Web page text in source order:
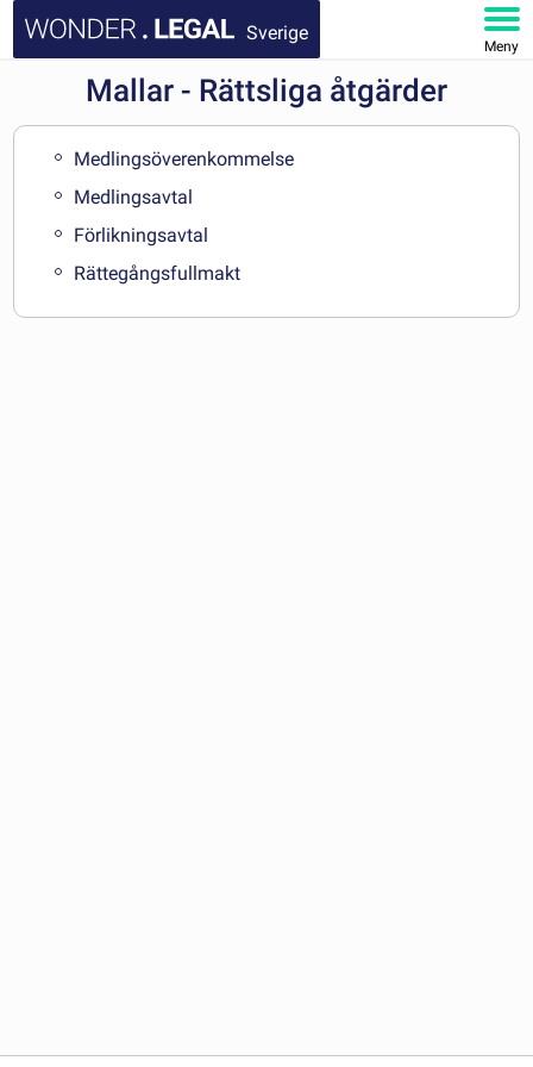
Sverige
Meny
STARTSIDA
DOKUMENT
MITT KONTO
Mallar - Rättsliga åtgärder
Medlingsöverenkommelse
Medlingsavtal
Förlikningsavtal
Rättegångsfullmakt